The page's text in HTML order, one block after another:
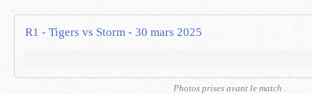
R1 - Tigers vs Storm - 30 mars 2025
Photos prises avant le match .